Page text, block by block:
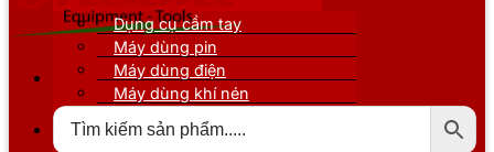
Dụng cụ cầm tay
Máy dùng pin
Máy dùng điện
Máy dùng khí nén
Thiết bị nâng đỡ